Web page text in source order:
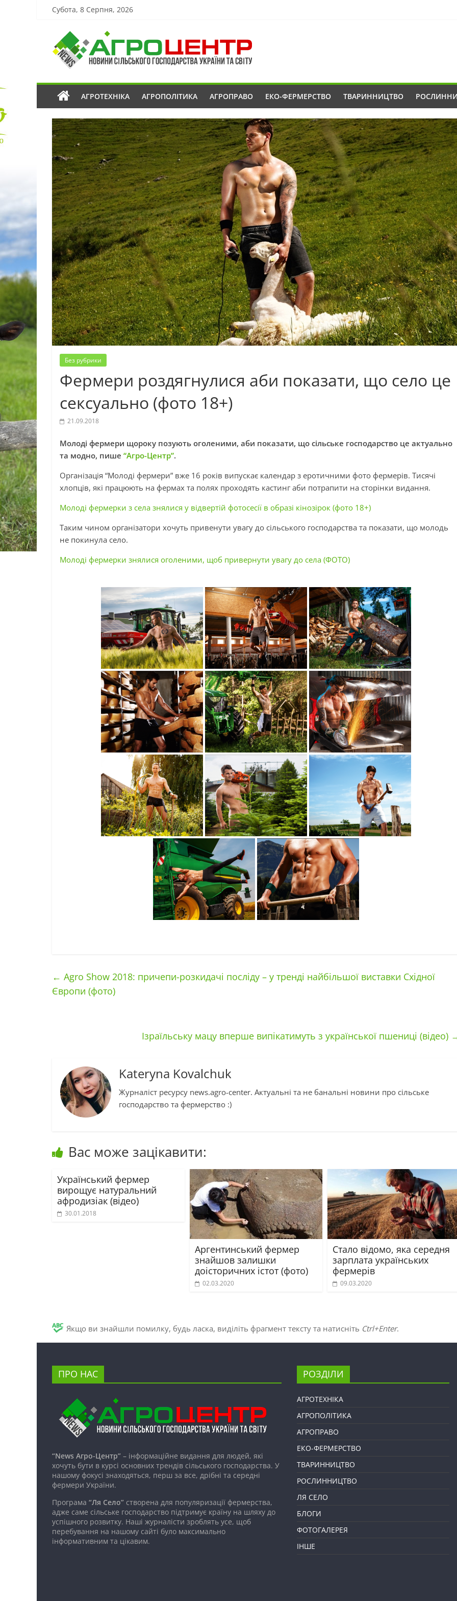
Субота, 8 Серпня, 2026
АГРОТЕХНІКА АГРОПОЛІТИКА АГРОПРАВО ЕКО-ФЕРМЕРСТВО ТВАРИННИЦТВО
Без рубрики
Фермери роздягнулися аби показати, що село це
сексуально (фото 18+)
21.09.2018
Молоді фермери щороку позують оголеними, аби показати, що сільське господарство це актуально
та модно, пише “Агро-Центр”.
Організація “Молоді фермери” вже 16 років випускає календар з еротичними фото фермерів. Тисячі
хлопців, які працюють на фермах та полях проходять кастинг аби потрапити на сторінки видання.
Молоді фермерки з села знялися у відвертій фотосесії в образі кінозірок (фото 18+)
Таким чином організатори хочуть привенути увагу до сільського господарства та показати, що молодь
не покинула село.
Молоді фермерки знялися оголеними, щоб привернути увагу до села (ФОТО)
← Agro Show 2018: причепи-розкидачі посліду – у тренді найбільшої виставки Східної
Європи (фото)
Ізраїльську мацу вперше випікатимуть з української пшениці (відео)
Kateryna Kovalchuk
Журналіст ресурсу news.agro-center. Актуальні та не банальні новини про сільське
господарство та фермерство :)
Вас може зацікавити:
Український фермер
вирощує натуральний
афродизіак (відео)
30.01.2018
Аргентинський фермер
знайшов залишки
доісторичних істот (фото)
02.03.2020
Стало відомо, яка середня
зарплата українських
фермерів
09.03.2020
Якщо ви знайшли помилку, будь ласка, виділіть фрагмент тексту та натисніть Ctrl+Enter.
ПРО НАС
“News Агро-Центр” – інформаційне видання для людей, які
хочуть бути в курсі основних трендів сільського господарства. У
нашому фокусі знаходяться, перш за все, дрібні та середні
фермери України.
Програма “Ля Село” створена для популяризації фермерства,
адже саме сільське господарство підтримує країну на шляху до
успішного розвитку. Наші журналісти зроблять усе, щоб
перебування на нашому сайті було максимально
інформативним та цікавим.
РОЗДІЛИ
АГРОТЕХНІКА
АГРОПОЛІТИКА
АГРОПРАВО
ЕКО-ФЕРМЕРСТВО
ТВАРИННИЦТВО
РОСЛИННИЦТВО
ЛЯ СЕЛО
БЛОГИ
ФОТОГАЛЕРЕЯ
ІНШЕ